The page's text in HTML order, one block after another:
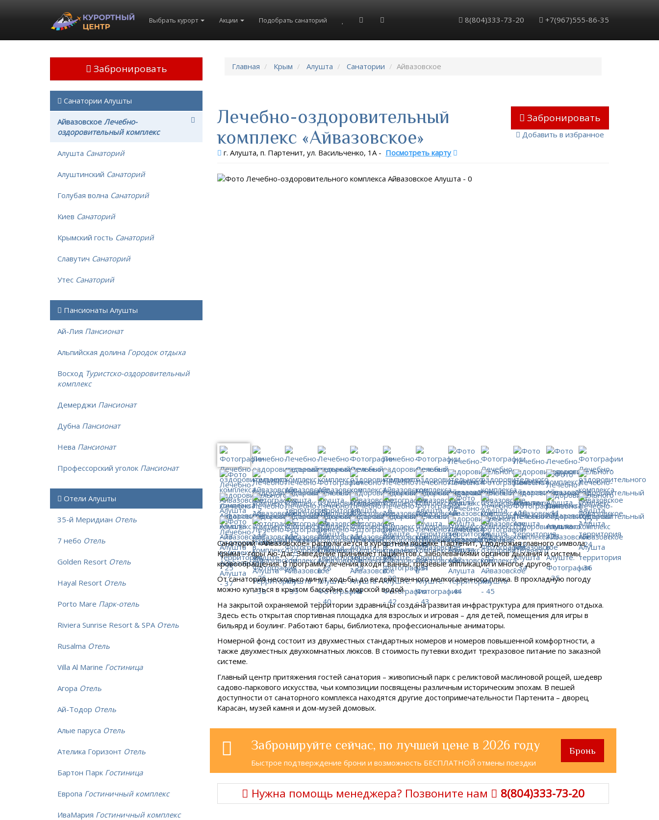
Выбрать курорт Акции Подобрать санаторий 8(804)333-73-20 +7(967)555-86-35
Главная Крым Алушта Санатории Айвазовское
Забронировать
Добавить в избранное
Лечебно-оздоровительный
комплекс «Айвазовское»
г. Алушта, п. Партенит, ул. Васильченко, 1А- Посмотреть карту
Санаторий «Айвазовское» располагается в курортном поселке Партенит, у подножия главного символа
Крыма – горы Аю-Даг. Заведение принимает пациентов с заболеваниями органов дыхания и системы
кровообращения. В программу лечения входят ванны, грязевые аппликации и многое другое.
От санатория несколько минут ходьбы до ведомственного мелкогалечного пляжа. В прохладную погоду
можно купаться в крытом бассейне с морской водой.
На закрытой охраняемой территории здравницы создана развитая инфраструктура для приятного отдыха.
Здесь есть открытая спортивная площадка для взрослых и игровая – для детей, помещения для игры в
бильярд и боулинг. Работают бары, библиотека, профессиональные аниматоры.
Номерной фонд состоит из двухместных стандартных номеров и номеров повышенной комфортности, а
также двухместных двухкомнатных люксов. В стоимость путевки входит трехразовое питание по заказной
системе.
Главный центр притяжения гостей санатория – живописный парк с реликтовой маслиновой рощей, шедевр
садово-паркового искусства, чьи композиции посвящены различным историческим эпохам. В пешей
доступности от санаторного комплекса находятся другие достопримечательности Партенита – дворец
Карасан, музей камня и дом-музей домовых.
Забронируйте сейчас, по лучшей цене в 2026 году
Быстрое подтверждение брони и возможность БЕСПЛАТНОЙ отмены поездки
Бронь
Нужна помощь менеджера? Позвоните нам 8(804)333-73-20
Забронировать
Санатории Алушты
Айвазовское Лечебно-
оздоровительный комплекс
Алушта Санаторий
Алуштинский Санаторий
Голубая волна Санаторий
Киев Санаторий
Крымский гость Санаторий
Славутич Санаторий
Утес Санаторий
Пансионаты Алушты
Ай-Лия Пансионат
Альпийская долина Городок отдыха
Восход Туристско-оздоровительный
комплекс
Демерджи Пансионат
Дубна Пансионат
Нева Пансионат
Профессорский уголок Пансионат
Отели Алушты
35-й Меридиан Отель
7 небо Отель
Golden Resort Отель
Hayal Resort Отель
Porto Mare Парк-отель
Riviera Sunrise Resort & SPA Отель
Rusalma Отель
Villa Al Marine Гостиница
Агора Отель
Ай-Тодор Отель
Алые паруса Отель
Ателика Горизонт Отель
Бартон Парк Гостиница
Европа Гостиничный комплекс
ИваМария Гостиничный комплекс